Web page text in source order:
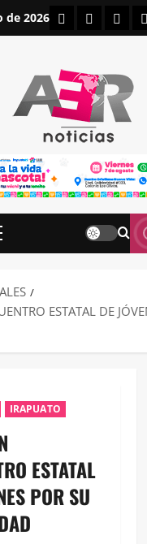
de 2026 INICIO
ESTATAL DE
IRAPUATO
ESTATAL
POR SU